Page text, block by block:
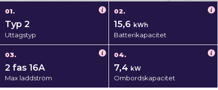
01.
Typ 2
Uttagstyp
02.
15,6 kWh
Batterikapacitet
03.
2 fas 16A
Max laddström
04.
7,4 kW
Ombordskapacitet